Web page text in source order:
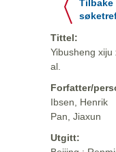
Tilbake
Tittel:
Yibusheng
al.
Forfatter/
Ibsen, Henrik
Pan, Jiaxun
Utgitt: